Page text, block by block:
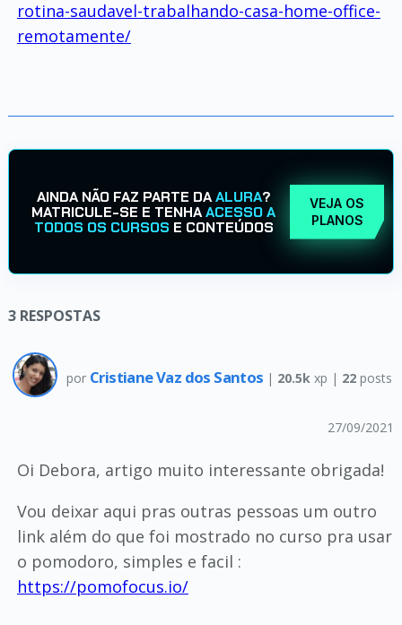
rotina-saudavel-trabalhando-casa-home-office-
remotamente/
AINDA NÃO FAZ PARTE DAALURA?
MATRICULE-SE E TENHAACESSO A
TODOS OS CURSOS E CONTEÚDOS
VEJA OS
PLANOS
3 RESPOSTAS
por Cristiane Vaz dos Santos | 20.5k xp | 22posts
27/09/2021
Oi Debora, artigo muito interessante obrigada!
Vou deixar aqui pras outras pessoas um outro
link além do que foi mostrado no curso pra usar
o pomodoro, simples e facil :
https://pomofocus.io/